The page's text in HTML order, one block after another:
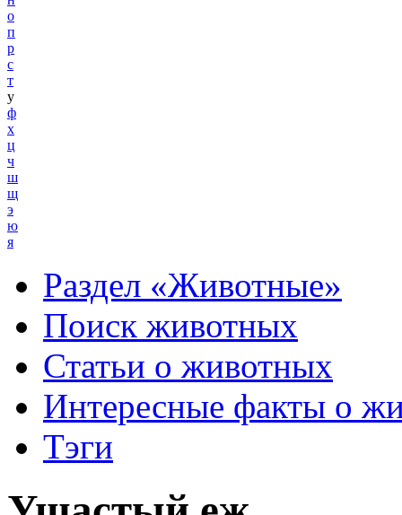
о
п
р
с
т
у
ф
х
ц
ч
ш
щ
э
ю
я
Раздел «Животные»
Поиск животных
Статьи о животных
Интересные факты о
Тэги